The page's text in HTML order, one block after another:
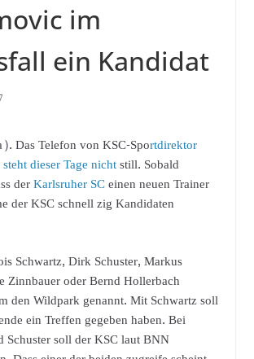
im
ein Kandidat
Das Telefon von KSC-Sportdirektor
dieser Tage nichtstill. Sobald
derKarlsruher SCeinen neuen Trainer
der KSC schnell zig Kandidaten
Schwartz, Dirk Schuster, Markus
Zinnbauer oder Bernd Hollerbach
den Wildpark genannt. Mit Schwartz soll
ein Treffen gegeben haben. Bei
Schuster soll der KSC laut BNN